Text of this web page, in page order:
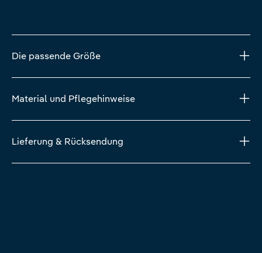
Die passende Größe
Material und Pflegehinweise
Lieferung & Rücksendung